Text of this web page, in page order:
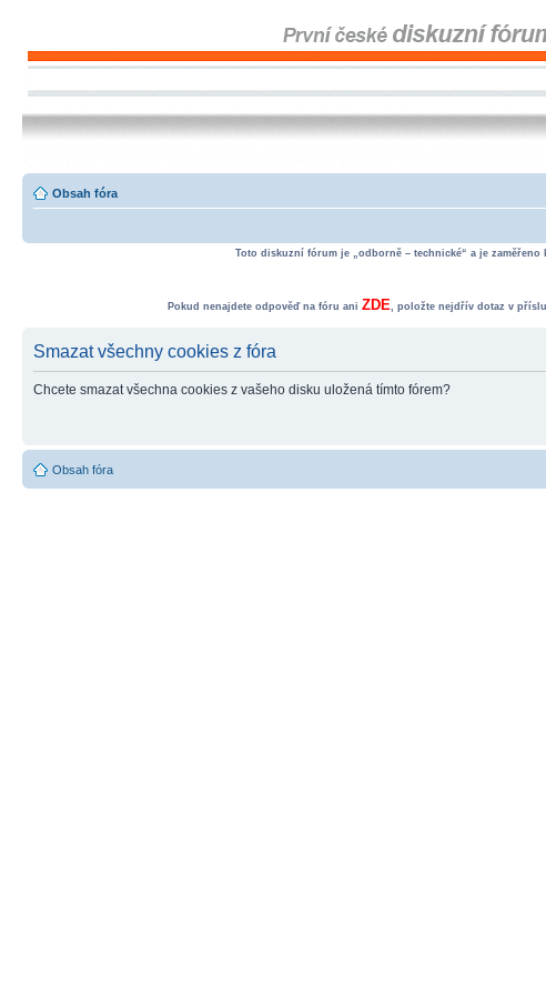
Obsah fóra
Toto diskuzní fórum je „odborně – technické“ a je
Pokud nenajdete odpověď na fóru ani ZDE, položte nejdřív dotaz v
Smazat všechny cookies z fóra
Chcete smazat všechna cookies z vašeho disku uložená tímto fórem?
Obsah fóra